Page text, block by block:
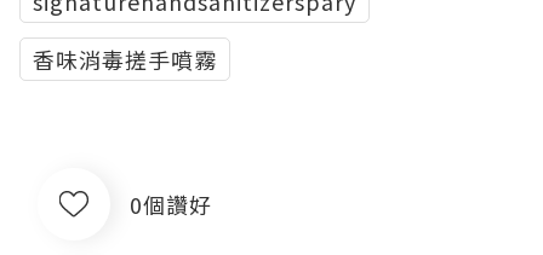
香味消毒搓手噴霧
0個讚好